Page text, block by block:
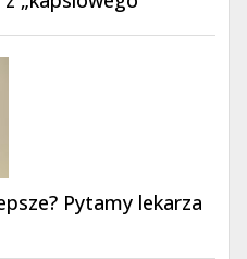
Pytamy lekarza